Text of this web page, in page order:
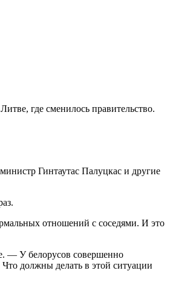
где сменилось правительство.
Гинтаутас Палуцкас и другие
отношений с соседями. И это
— У белорусов совершенно
должны делать в этой ситуации